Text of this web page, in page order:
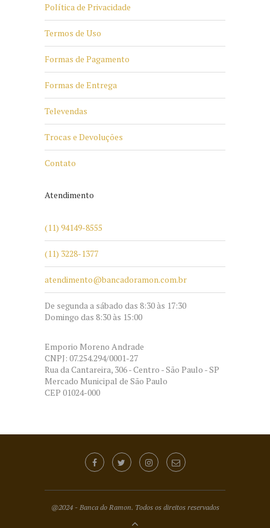
Política de Privacidade
Termos de Uso
Formas de Pagamento
Formas de Entrega
Televendas
Trocas e Devoluções
Contato
Atendimento
(11) 94149-8555
(11) 3228-1377
atendimento@bancadoramon.com.br
De segunda a sábado das 8:30 às 17:30
Domingo das 8:30 às 15:00
Emporio Moreno Andrade
CNPJ: 07.254.294/0001-27
Rua da Cantareira, 306 - Centro - São Paulo - SP
Mercado Municipal de São Paulo
CEP 01024-000
@2024 - Banca do Ramon. Todos os direitos reservados